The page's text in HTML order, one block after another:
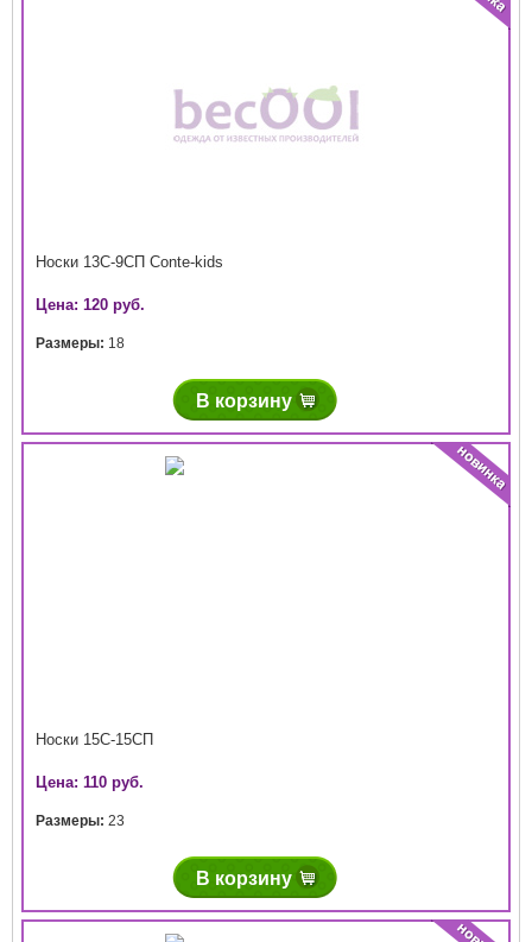
Носки 13С-9СП Conte-kids
Цена: 120 руб.
Размеры: 18
В корзину
Носки 15С-15СП
Цена: 110 руб.
Размеры: 23
В корзину